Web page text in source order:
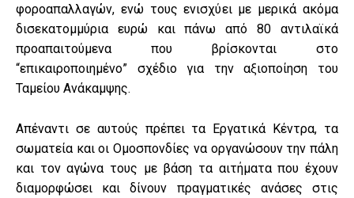
φοροαπαλλαγών, ενώ τους ενισχύει με μερικά ακόμα
δισεκατομμύρια ευρώ και πάνω από 80 αντιλαϊκά
προαπαιτούμενα που βρίσκονται στο
“επικαιροποιημένο” σχέδιο για την αξιοποίηση του
Ταμείου Ανάκαμψης.
Απέναντι σε αυτούς πρέπει τα Εργατικά Κέντρα, τα
σωματεία και οι Ομοσπονδίες να οργανώσουν την πάλη
και τον αγώνα τους με βάση τα αιτήματα που έχουν
διαμορφώσει και δίνουν πραγματικές ανάσες στις